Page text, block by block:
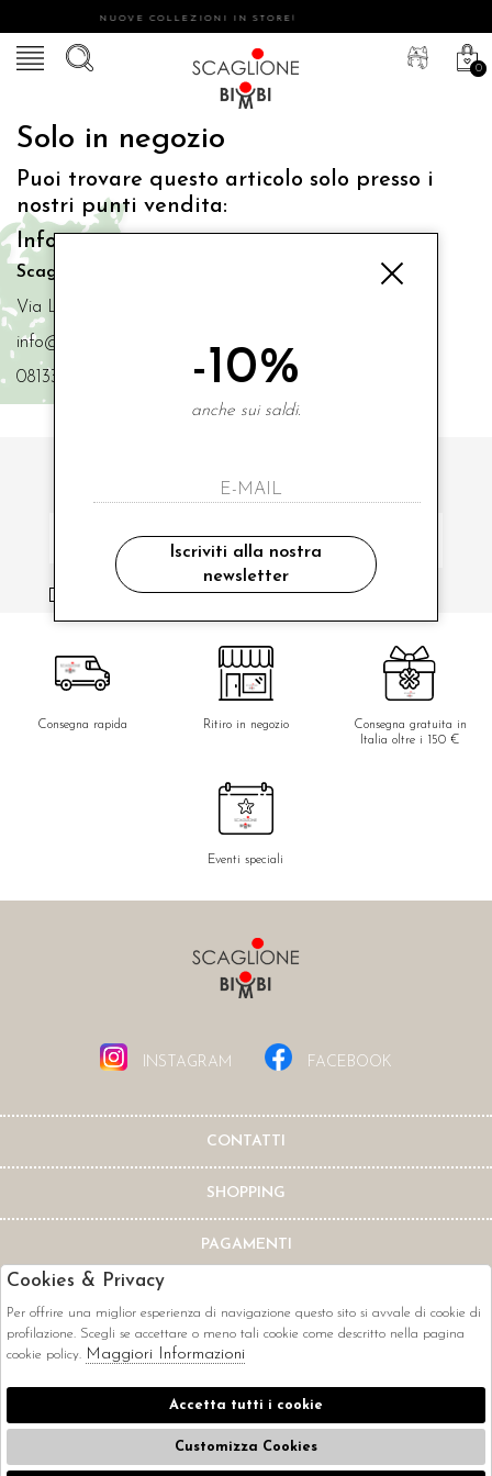
NUOVE COLLEZIONI IN STORE!
0
Solo in negozio
Puoi trovare questo articolo solo presso i
nostri punti vendita:
Info contatti
Scaglione Bimbi di Iacono Maria Angela
Via Luigi Mazzella,73 80077 Ischia
info@scaglionebimbi.com
0813331162
ISCRIVITI ALLA NOSTRA NEWSLETTER
ho letto ed accettato le condizioni sulla privacy.
Consegna rapida Ritiro in negozio
Consegna gratuita in
Italia oltre i 150 €
Eventi speciali
INSTAGRAM FACEBOOK
CONTATTI
SHOPPING
PAGAMENTI
CORRIERI
-10%
anche sui saldi.
Iscriviti alla nostra
newsletter
Cookies & Privacy
Per offrire una miglior esperienza di navigazione questo sito si avvale di cookie di
profilazione. Scegli se accettare o meno tali cookie come descritto nella pagina
cookie policy. Maggiori Informazioni
Accetta tutti i cookie
Customizza Cookies